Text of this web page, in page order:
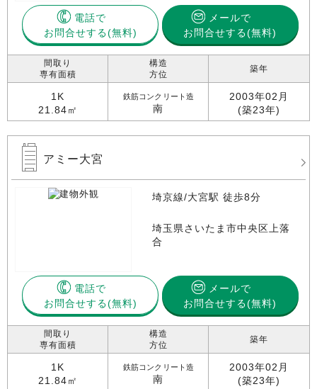
電話で
お問合せする
メールで
お問合せする(無料)
間取り
専有面積
1K
21.84㎡
構造
方位
鉄筋コンクリート造
南
築年
2003年02月
(築23年)
アミー大宮
埼京線/大宮駅 徒歩8分
埼玉県さいたま市中央区上落
合
電話で
お問合せする
メールで
お問合せする(無料)
間取り
専有面積
1K
21.84㎡
構造
方位
鉄筋コンクリート造
南
築年
2003年02月
(築23年)